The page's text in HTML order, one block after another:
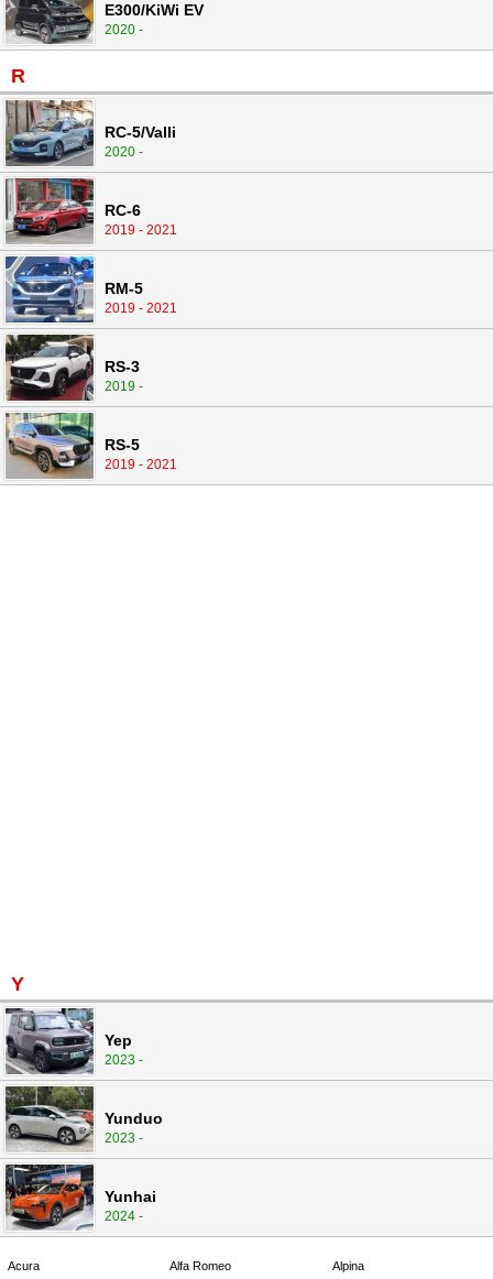
E300/KiWi EV
2020 -
R
RC-5/Valli
2020 -
RC-6
2019 - 2021
RM-5
2019 - 2021
RS-3
2019 -
RS-5
2019 - 2021
Y
Yep
2023 -
Yunduo
2023 -
Yunhai
2024 -
Acura Alfa Romeo Alpina